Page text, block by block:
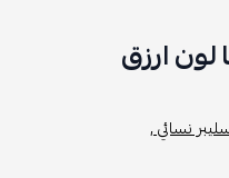
لون ارزق
نسائي ,